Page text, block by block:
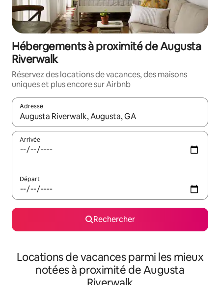
Hébergements à proximité de Augusta
Riverwalk
Réservez des locations de vacances, des maisons
uniques et plus encore sur Airbnb
Adresse
Lorsque les résultats s'affichent, utilisez les flèches vers le
Arrivée
Départ
Rechercher
Locations de vacances parmi les mieux
notées à proximité de Augusta